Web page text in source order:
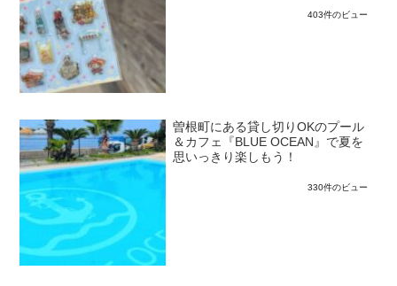
403件のビュー
曽根町にある貸し切りOKのプール
＆カフェ『BLUE OCEAN』で夏を
思いっきり楽しもう！
330件のビュー